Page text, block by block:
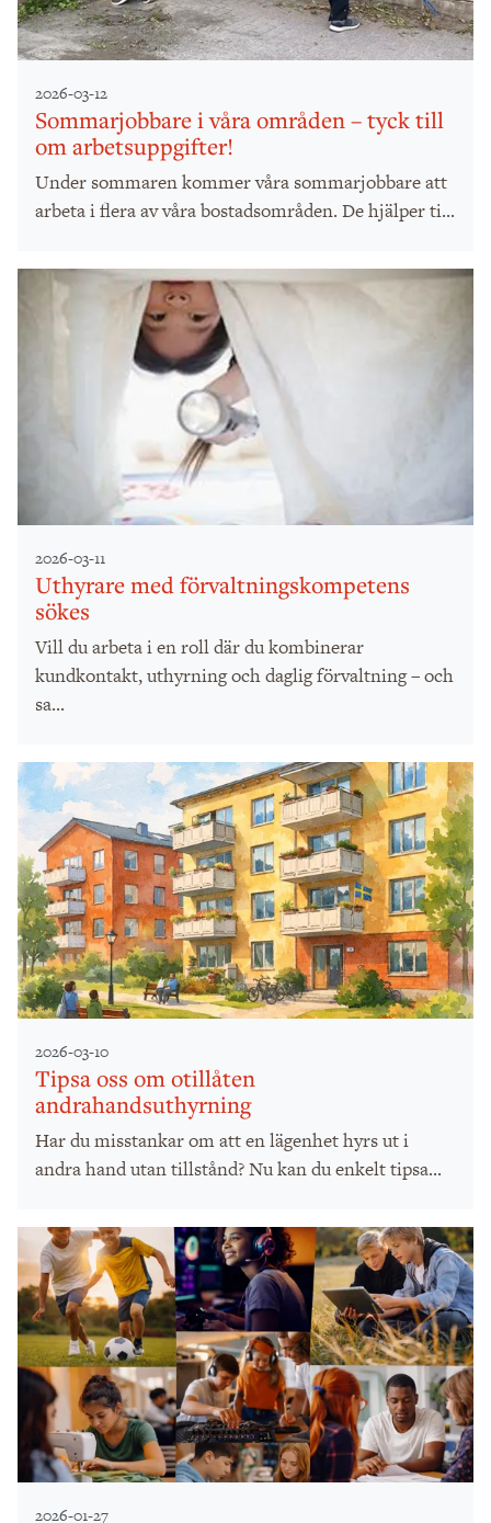
2026-03-12
Sommarjobbare i våra områden – tyck till
om arbetsuppgifter!
Under sommaren kommer våra sommarjobbare att
arbeta i flera av våra bostadsområden. De hjälper ti...
2026-03-11
Uthyrare med förvaltningskompetens
sökes
Vill du arbeta i en roll där du kombinerar
kundkontakt, uthyrning och daglig förvaltning – och
sa...
2026-03-10
Tipsa oss om otillåten
andrahandsuthyrning
Har du misstankar om att en lägenhet hyrs ut i
andra hand utan tillstånd? Nu kan du enkelt tipsa...
2026-01-27